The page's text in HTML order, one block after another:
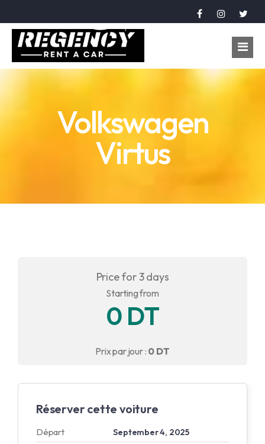
Volkswagen
Virtus
Price for 3 days
Starting from
0 DT
Prix par jour : 0 DT
Réserver cette voiture
Départ September 4, 2025